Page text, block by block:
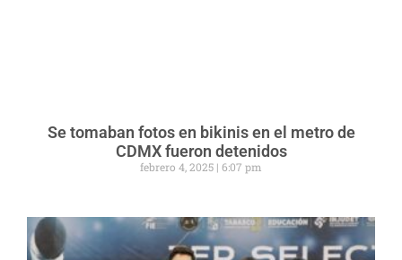
Se tomaban fotos en bikinis en el metro de
CDMX fueron detenidos
febrero 4, 2025 6:07 pm